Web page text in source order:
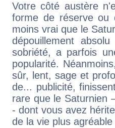
Votre côté austère
forme de réserve
moins vrai que le
dépouillement
sobriété, a parfois
popularité.
sûr, lent, sage et
de... publicité,
rare que le Saturnien
- dont vous avez
de la vie plus